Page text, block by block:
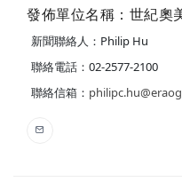
發佈單位名稱：世紀奧
新聞聯絡人：Philip Hu
聯絡電話：02-2577-2100
聯絡信箱：